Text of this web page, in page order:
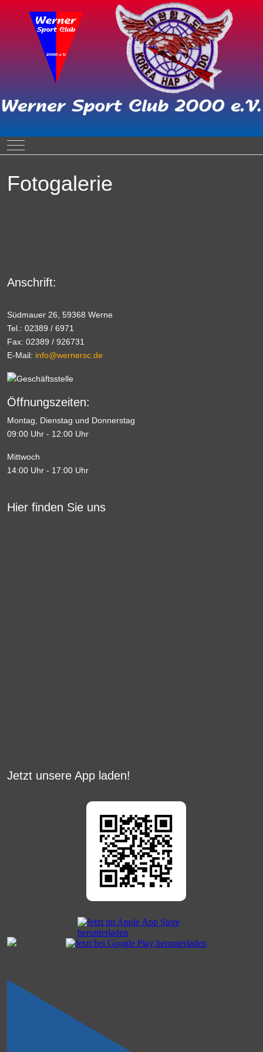
Mobile Menu Toggle
Fotogalerie
Anschrift:
Südmauer 26, 59368 Werne
Tel.: 02389 / 6971
Fax: 02389 / 926731
E-Mail: info@wernersc.de
Öffnungszeiten:
Montag, Dienstag und Donnerstag
09:00 Uhr - 12:00 Uhr
Mittwoch
14:00 Uhr - 17:00 Uhr
Hier finden Sie uns
Jetzt unsere App laden!